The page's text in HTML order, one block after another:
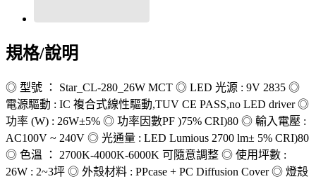
規格/說明
◎ 型號 ： Star_CL-280_26W MCT ◎ LED 光源 : 9V 2835 ◎
電源驅動 : IC 複合式線性驅動,TUV CE PASS,no LED driver ◎
功率 (W) : 26W±5% ◎ 功率因數PF )75% CRI)80 ◎ 輸入電壓 :
AC100V ~ 240V ◎ 光通量 : LED Lumious 2700 lm± 5% CRI)80
◎ 色溫 ： 2700K-4000K-6000K 可隨意調整 ◎ 使用坪數 :
26W : 2~3坪 ◎ 外殼材料 : PPcase + PC Diffusion Cover ◎ 燈殼